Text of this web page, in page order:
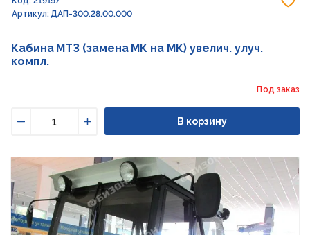
Артикул: ДАП-300.28.00.000
Кабина МТЗ (замена МК на МК) увелич. улуч.
компл.
Под заказ
Увеличить
В корзину